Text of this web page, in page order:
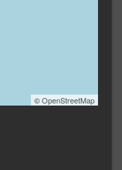
©OpenStreetMap